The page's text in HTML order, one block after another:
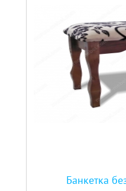
Банкетка